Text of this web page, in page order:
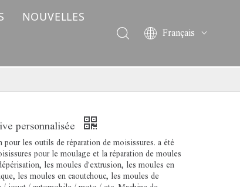
NOUVELLES
Français
简体中文
Italiano
ไทย
personnalisée
les outils de réparation de moisissures. a été
pour le moulage et la réparation de moules
les moules d'extrusion, les moules en
les moules en caoutchouc, les moules de